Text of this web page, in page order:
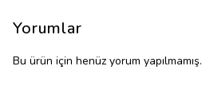
Yorumlar
Bu ürün için henüz yorum yapılmamış.